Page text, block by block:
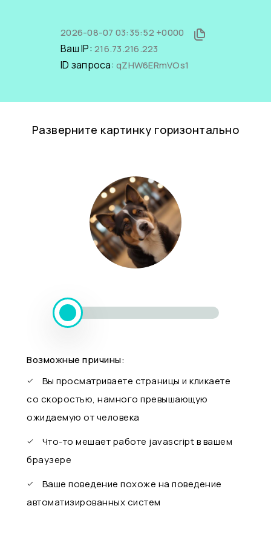
2026-08-07 03:35:52 +0000
Ваш IP: 216.73.216.223
ID запроса: qZHW6ERmVOs1
Разверните картинку горизонтально
Возможные причины:
Вы просматриваете страницы и кликаете
со скоростью, намного превышающую
ожидаемую от человека
Что-то мешает работе javascript в вашем
браузере
Ваше поведение похоже на поведение
автоматизированных систем